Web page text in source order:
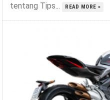
tentang Tips...
READ MORE »